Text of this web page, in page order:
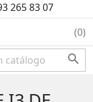
265 83 07
(0)
